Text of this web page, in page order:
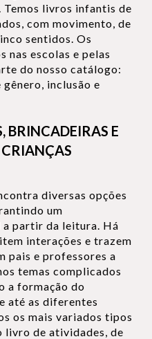
livros infantis de
com movimento, de
sentidos. Os
nas escolas e pelas
do nosso catálogo:
inclusão e
BRINCADEIRAS E
diversas opções
um
a partir da leitura. Há
interações e trazem
pais e professores a
temas complicados
a formação do
até as diferentes
os mais variados tipos
de atividades, de